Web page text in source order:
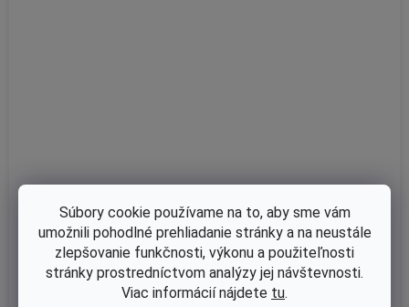
Súbory cookie používame na to, aby sme vám
umožnili pohodlné prehliadanie stránky a na neustále
zlepšovanie funkčnosti, výkonu a použiteľnosti
stránky prostredníctvom analýzy jej návštevnosti.
Viac informácií nájdete tu.
Vzduchový filter nahrádza Briggs & Stratton 792105, 4233